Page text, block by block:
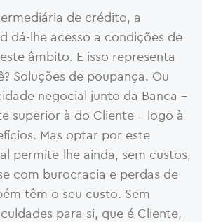
de crédito, a
dá-lhe acesso a condições de
âmbito. E isso representa
Soluções de poupança. Ou
negocial junto da Banca –
superior à do Cliente – logo à
Mas optar por este
permite-lhe ainda, sem custos,
com burocracia e perdas de
têm o seu custo. Sem
para si, que é Cliente,